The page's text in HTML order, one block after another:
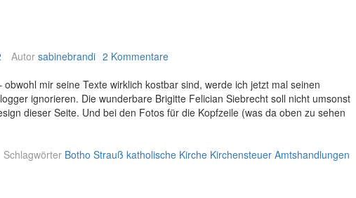
i
h
f
a
e
Autor sabinebrandi 2 Kommentare
mir seine Texte wirklich kostbar sind, werde ich jetzt mal seinen
ignorieren. Die wunderbare Brigitte Felician Siebrecht soll nicht umsonst
dieser Seite. Und bei den Fotos für die Kopfzeile (was da oben zu sehen
Schlagwörter Botho Strauß katholische Kirche Kirchensteuer Amtshandlungen